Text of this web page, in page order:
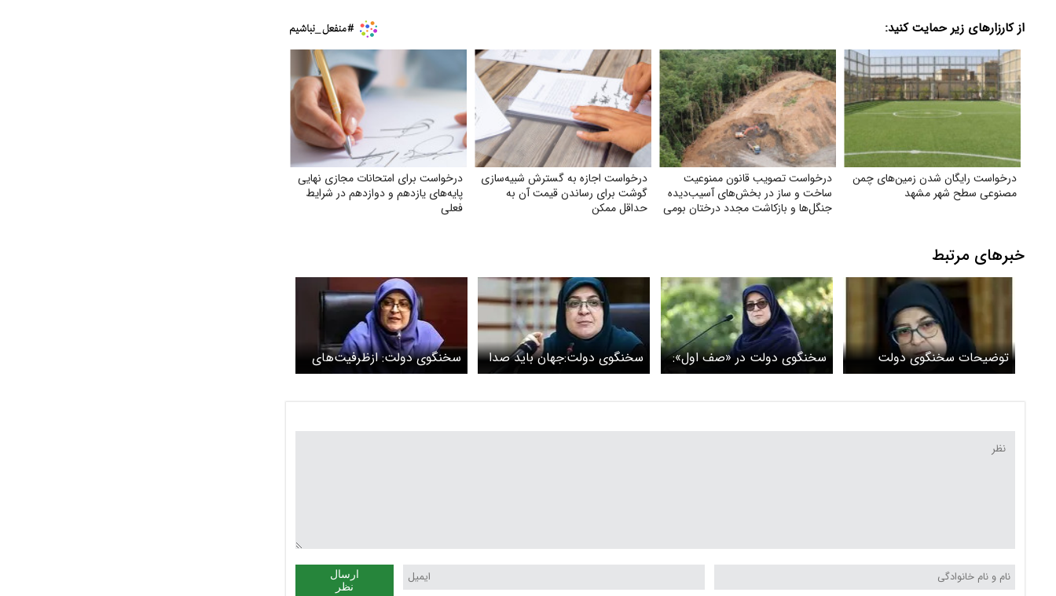
از کارزارهای زیر حمایت کنید:
درخواست رایگان شدن زمین‌های چمن
مصنوعی سطح شهر مشهد
درخواست تصویب قانون ممنوعیت
ساخت و ساز در بخش‌های آسیب‌دیده
جنگل‌ها و بازکاشت مجدد درختان بومی
درخواست اجازه به گسترش شبیه‌سازی
گوشت برای رساندن قیمت آن به
حداقل ممکن
درخواست برای امتحانات مجازی نهایی
پایه‌های یازدهم و دوازدهم در شرایط
فعلی
خبرهای مرتبط
توضیحات سخنگوی دولت
درخصوص بازگشت ایرانیان
سخنگوی دولت در «صف اول»:
کارت خرید اعتباری ۵۰۰میلیونی
شده است
سخنگوی دولت:جهان باید صدا
ما را بشنود
سخنگوی دولت: ازظرفیت‌های
دیپلماسی به‌طور کامل استفاده
ارسال
نظر